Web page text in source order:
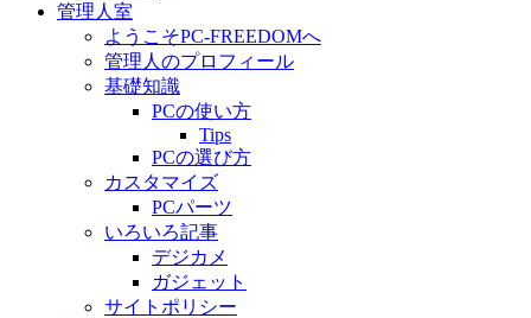
管理人室
ようこそPC-FREEDOMへ
管理人のプロフィール
基礎知識
PCの使い方
Tips
PCの選び方
カスタマイズ
PCパーツ
いろいろ記事
デジカメ
ガジェット
サイトポリシー